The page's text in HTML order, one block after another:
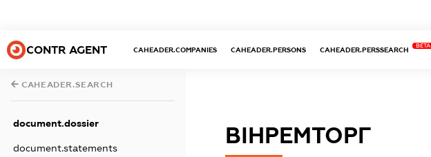
CONTR AGENT CAHEADER.COMPANIES CAHEADER.PERSONS CAHEADER.PERSSEARCH
BETA
CAHEADER.SEARCH
document.dossier
document.statements
ВІНРЕМТОРГ